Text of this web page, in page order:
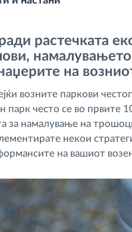
со горивото
и следење на
Автоматска
возачите
ги сите
растечката
на
возните паркови
парк често се во првите
за намалување на
некои
на вашиот